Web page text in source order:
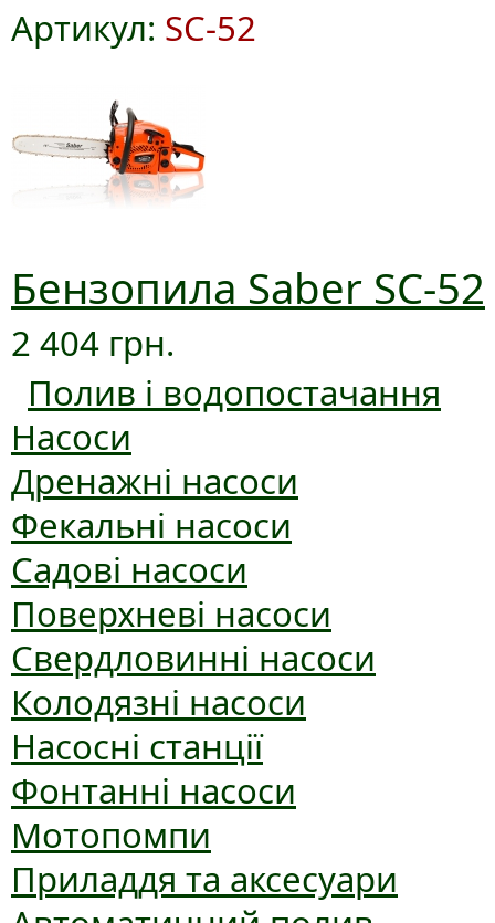
Артикул: SC-52
Бензопила Saber SC-52
2 404 грн.
Полив і водопостачання
Насоси
Дренажні насоси
Фекальні насоси
Садові насоси
Поверхневі насоси
Свердловинні насоси
Колодязні насоси
Насосні станції
Фонтанні насоси
Мотопомпи
Приладдя та аксесуари